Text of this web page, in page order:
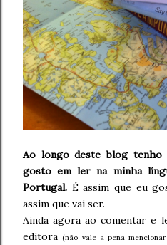
Ao longo deste blog tenho
gosto em ler na minha
Portugal. É assim que eu
assim que vai ser.
Ainda agora ao comentar e
editora (não vale a pena